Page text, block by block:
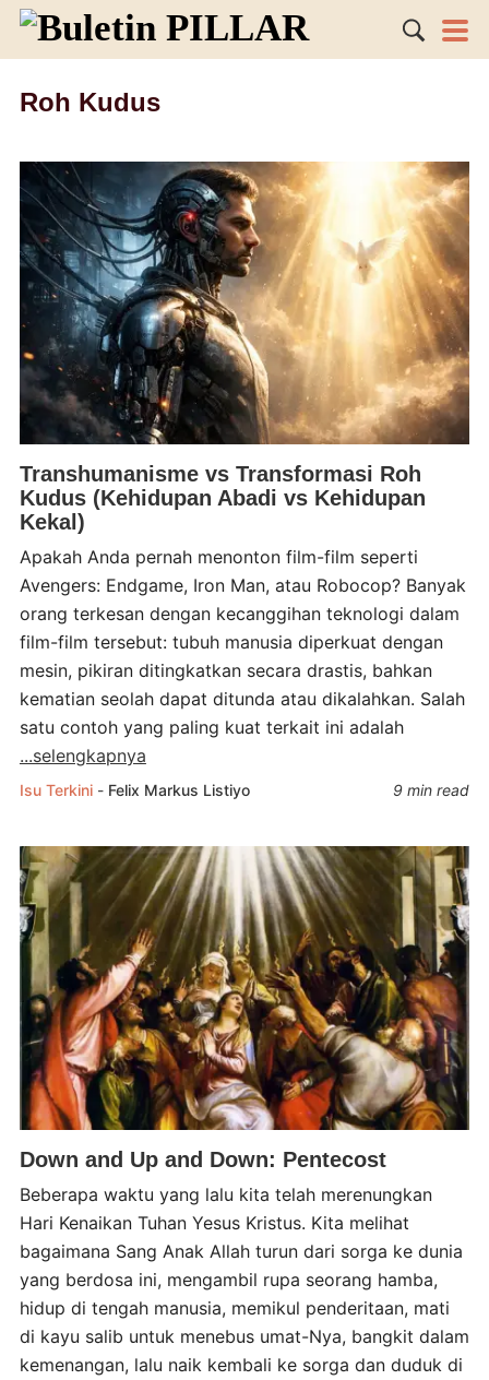
Roh Kudus
Transhumanisme vs Transformasi Roh
Kudus (Kehidupan Abadi vs Kehidupan
Kekal)
Apakah Anda pernah menonton film-film seperti
Avengers: Endgame, Iron Man, atau Robocop? Banyak
orang terkesan dengan kecanggihan teknologi dalam
film-film tersebut: tubuh manusia diperkuat dengan
mesin, pikiran ditingkatkan secara drastis, bahkan
kematian seolah dapat ditunda atau dikalahkan. Salah
satu contoh yang paling kuat terkait ini adalah
...selengkapnya
Isu Terkini - Felix Markus Listiyo 9 min read
Down and Up and Down: Pentecost
Beberapa waktu yang lalu kita telah merenungkan
Hari Kenaikan Tuhan Yesus Kristus. Kita melihat
bagaimana Sang Anak Allah turun dari sorga ke dunia
yang berdosa ini, mengambil rupa seorang hamba,
hidup di tengah manusia, memikul penderitaan, mati
di kayu salib untuk menebus umat-Nya, bangkit dalam
kemenangan, lalu naik kembali ke sorga dan duduk di